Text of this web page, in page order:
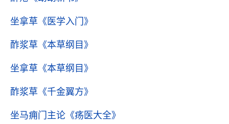
坐拿草 《医学入门》
酢浆草 《本草纲目》
坐拿草 《本草纲目》
酢浆草 《千金翼方》
坐马痈门主论 《疡医大全》